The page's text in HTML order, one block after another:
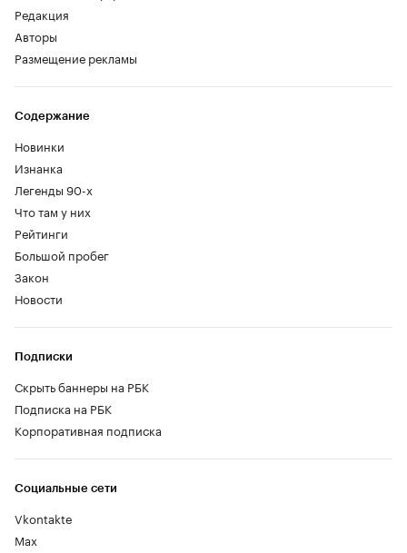
Редакция
Авторы
Размещение рекламы
Содержание
Новинки
Изнанка
Легенды 90-х
Что там у них
Рейтинги
Большой пробег
Закон
Новости
Социальные сети
Vkontakte
Max
Подписки
Скрыть баннеры на РБК
Подписка на РБК
Корпоративная подписка